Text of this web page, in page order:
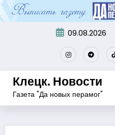
Перейти
к
содержимому
09.08.2026
Клецк. Новости
Газета "Да новых перамог"